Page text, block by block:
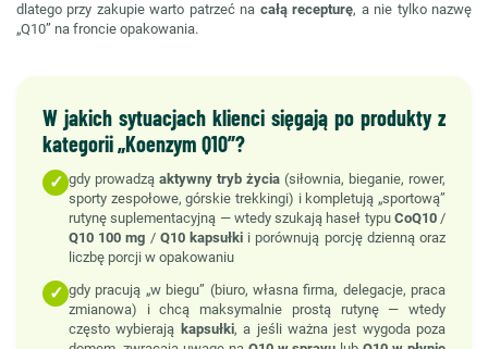
dlatego przy zakupie warto patrzeć na całą recepturę, a nie tylko nazwę
„Q10” na froncie opakowania.
W jakich sytuacjach klienci sięgają po produkty z
kategorii „Koenzym Q10”?
✓ gdy prowadzą aktywny tryb życia (siłownia, bieganie, rower,
sporty zespołowe, górskie trekkingi) i kompletują „sportową”
rutynę suplementacyjną — wtedy szukają haseł typu CoQ10/
Q10 100 mg / Q10 kapsułki i porównują porcję dzienną oraz
liczbę porcji w opakowaniu
✓ gdy pracują „w biegu” (biuro, własna firma, delegacje, praca
zmianowa) i chcą maksymalnie prostą rutynę — wtedy
często wybierają kapsułki, a jeśli ważna jest wygoda poza